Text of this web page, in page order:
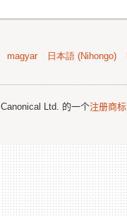
magyar 日本語 (Nihongo)
Ltd. 的一个注册商标